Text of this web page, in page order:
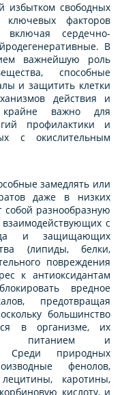
избытком свободных
факторов
включая сердечно-
В
важнейшую роль
способные
и защитить клетки
действия и
крайне важно для
профилактики и
с окислительным
замедлять или
даже в низких
разнообразную
с
и защищающих
(липиды, белки,
повреждения
к антиоксидантам
вредное
предотвращая
большинство
в организме, их
питанием и
Среди природных
фенолов,
каротины,
кислоту, и